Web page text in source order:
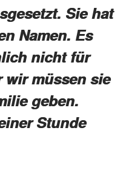
Sie hat
Namen. Es
nicht für
wir müssen sie
geben.
Stunde